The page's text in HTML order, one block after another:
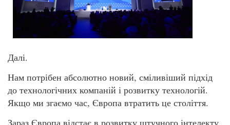
Далі.
Нам потрібен абсолютно новий, сміливіший підхід
до технологічних компаній і розвитку технологій.
Якщо ми згаємо час, Європа втратить це століття.